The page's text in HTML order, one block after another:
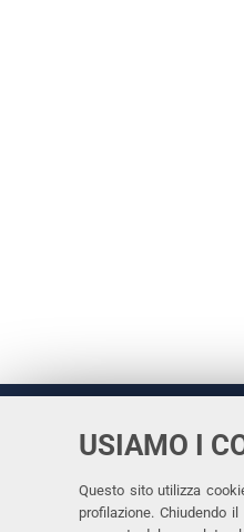
USIAMO I
Questo sito utilizza
profilazione. Chiudendo